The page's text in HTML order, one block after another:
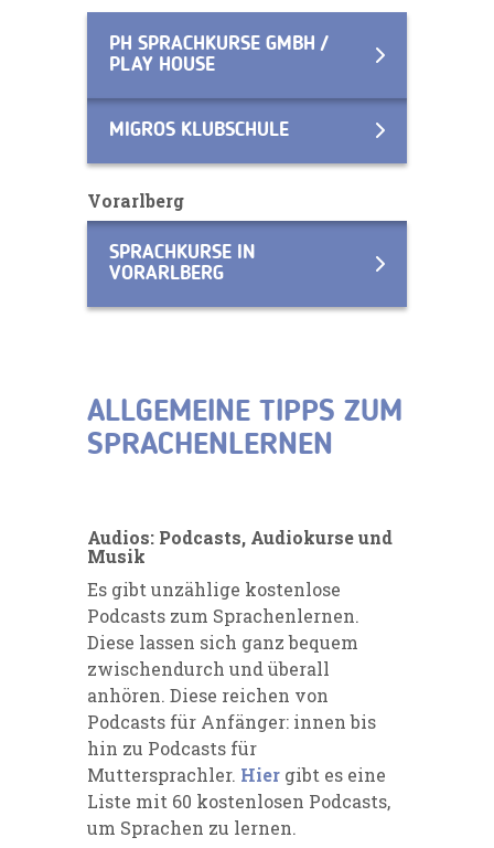
PH SPRACHKURSE GMBH /
PLAY HOUSE
MIGROS KLUBSCHULE
Vorarlberg
SPRACHKURSE IN
VORARLBERG
ALLGEMEINE TIPPS ZUM
SPRACHENLERNEN
Audios: Podcasts, Audiokurse und
Musik
Es gibt unzählige kostenlose
Podcasts zum Sprachenlernen.
Diese lassen sich ganz bequem
zwischendurch und überall
anhören. Diese reichen von
Podcasts für Anfänger: innen bis
hin zu Podcasts für
Muttersprachler. Hier gibt es eine
Liste mit 60 kostenlosen Podcasts,
um Sprachen zu lernen.